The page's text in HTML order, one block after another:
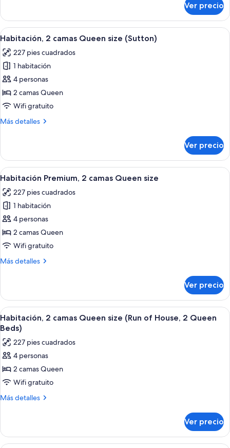
1
cama
King
(Sutton)
Ver precio
Abrir
todas
las
fotos
de
Habitación,
2
Queen
Una habitación de hotel con dos
7
Habitación, 2 camas Queen size (Sutton)
227 pies cuadrados
1 habitación
4 personas
2 camas Queen
Wifi gratuito
Más detalles
Más
2
camas
Queen
(Sutton)
Ver precio
Abrir
todas
las
fotos
de
Habitación
Premium,
camas
Una habitación de hotel con dos
7
Habitación Premium, 2 camas Queen size
227 pies cuadrados
1 habitación
4 personas
2 camas Queen
Wifi gratuito
Más detalles
Más
Premium,
camas
Queen
Ver precio
Abrir
todas
las
fotos
de
Habitación,
2
camas
(Run
of
Una habitación de hotel con dos
5
Habitación, 2 camas Queen size (Run of House, 2 Queen
Beds)
227 pies cuadrados
4 personas
2 camas Queen
Wifi gratuito
Más detalles
Más
2
camas
Ver precio